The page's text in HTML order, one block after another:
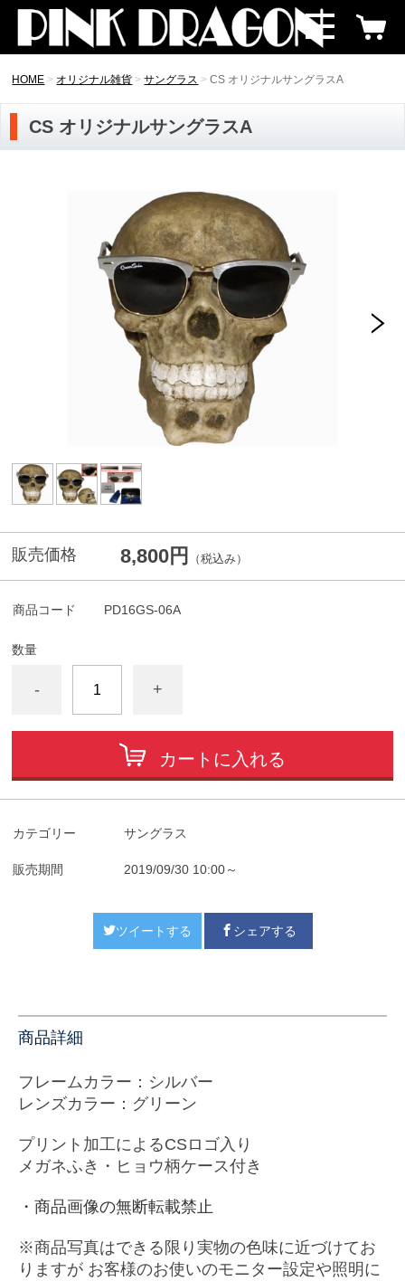
HOME オリジナル雑貨 サングラス CS オリジナルサングラスA
CS オリジナルサングラスA
販売価格 8,800円 （税込み）
商品コード PD16GS-06A
数量
- +
カートに入れる
カテゴリー サングラス
販売期間 2019/09/30 10:00～
ツイートする シェアする
商品詳細
フレームカラー：シルバー
レンズカラー：グリーン
プリント加工によるCSロゴ入り
メガネふき・ヒョウ柄ケース付き
・商品画像の無断転載禁止
※商品写真はできる限り実物の色味に近づけてお
りますが お客様のお使いのモニター設定や照明に